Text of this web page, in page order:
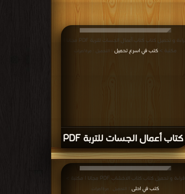
كتاب أعمال الجسات للتربة PDF
قراءة و تحميل كتاب كتاب أعمال الجسات للتربة PDF مجانا |
مكتبة >كتب في اسرع تحميل | التحميل : مرة/مرات
قراءة و تحميل كتاب كتاب الاخشاب PDF مجانا | مكتبة >
كتب في احلى
| التحميل : مرة/مرات